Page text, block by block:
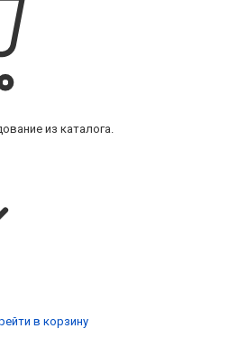
из каталога.
в корзину